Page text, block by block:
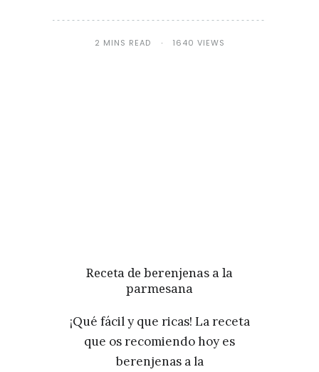
2 MINS READ 1640 VIEWS
Receta de berenjenas a la
parmesana
¡Qué fácil y que ricas! La receta
que os recomiendo hoy es
berenjenas a la